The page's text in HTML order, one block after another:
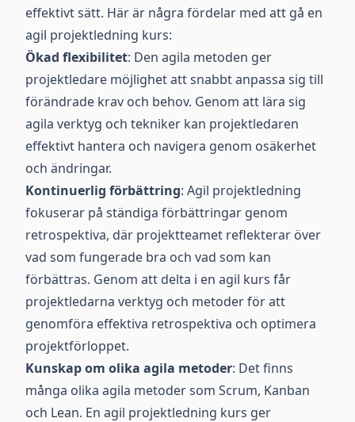
effektivt sätt. Här är några fördelar med att gå en
agil projektledning kurs:
Ökad flexibilitet: Den agila metoden ger
projektledare möjlighet att snabbt anpassa sig till
förändrade krav och behov. Genom att lära sig
agila verktyg och tekniker kan projektledaren
effektivt hantera och navigera genom osäkerhet
och ändringar.
Kontinuerlig förbättring: Agil projektledning
fokuserar på ständiga förbättringar genom
retrospektiva, där projektteamet reflekterar över
vad som fungerade bra och vad som kan
förbättras. Genom att delta i en agil kurs får
projektledarna verktyg och metoder för att
genomföra effektiva retrospektiva och optimera
projektförloppet.
Kunskap om olika agila metoder: Det finns
många olika agila metoder som Scrum, Kanban
och Lean. En agil projektledning kurs ger